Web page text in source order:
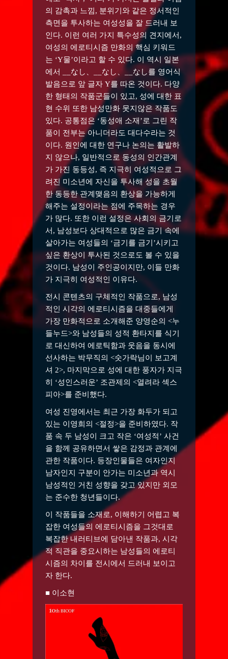
의 감촉과 느낌, 분위기와 같은 정서적인
측면을 투사하는 여성성을 잘 드러내 보
인다. 이런 여러 가지 특수성의 견지에서,
여성의 에로티시즘 만화의 핵심 키워드
는 ‘Y물’이라고 할 수 있다. 이 역시 일본
에서 __なし、__なし、__なし를 영어식
발음으로 앞 글자 Y를 따온 것이다. 다양
한 형태의 작품군들이 있고, 성에 대한 표
현 수위 또한 남성만화 못지않은 작품도
있다. 공통점은 ‘동성애 소재’로 그린 작
품이 전부는 아니더라도 대다수라는 것
이다. 원인에 대한 연구나 논의는 활발하
지 않으나, 일반적으로 동성의 인간관계
가 가진 동등성, 즉 지극히 여성적으로 그
려진 미소년에 자신을 투사해 성을 초월
한 동등한 관계맺음의 환상을 가능하게
해주는 설정이라는 점에 주목하는 경우
가 많다. 또한 이런 설정은 사회의 금기로
서, 남성보다 상대적으로 많은 금기 속에
살아가는 여성들의 ‘금기를 금기’시키고
싶은 환상이 투사된 것으로도 볼 수 있을
것이다. 남성이 주인공이지만, 이들 만화
가 지극히 여성적인 이유다.
전시 콘텐츠의 구체적인 작품으로, 남성
적인 시각의 에로티시즘을 대중들에게
가장 만화적으로 소개해준 양영순의 <누
들누드>와 남성들의 성적 환타지를 식기
로 대신하여 에로틱함과 웃음을 동시에
선사하는 박무직의 <숫가락님이 보고계
셔 2>, 마지막으로 성에 대한 풍자가 지극
히 ‘성인스러운’ 조관제의 <열려라 섹스
피아>를 준비했다.
여성 진영에서는 최근 가장 화두가 되고
있는 이영희의 <절정>을 준비하였다. 작
품 속 두 남성이 크고 작은 ‘여성적’ 사건
을 함께 공유하면서 쌓은 감정과 관계에
관한 작품이다. 등장인물들은 여자인지
남자인지 구분이 안가는 미소년과 역시
남성적인 거친 성향을 갖고 있지만 외모
는 준수한 청년들이다.
이 작품들을 소재로, 이해하기 어렵고 복
잡한 여성들의 에로티시즘을 그것대로
복잡한 내러티브에 담아낸 작품과, 시각
적 직관을 중요시하는 남성들의 에로티
시즘의 차이를 전시에서 드러내 보이고
자 한다.
■ 이소현